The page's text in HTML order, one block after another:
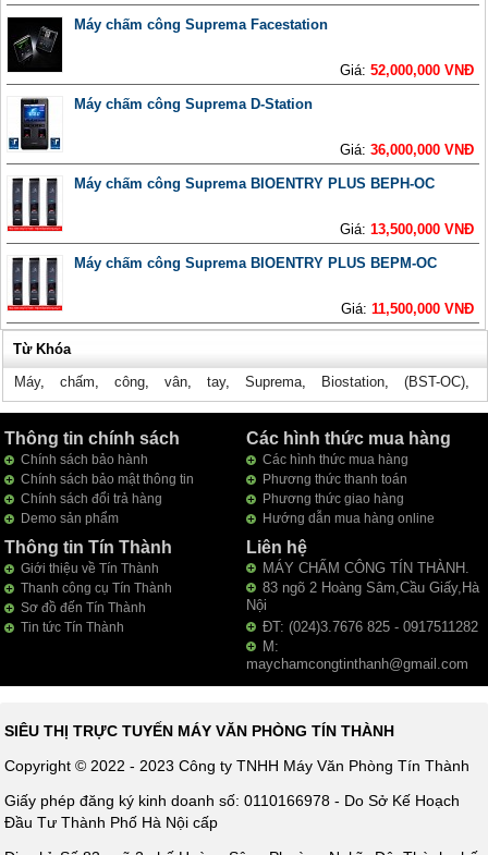
Máy chấm công Suprema Facestation
Giá:52,000,000 VNĐ
Máy chấm công Suprema D-Station
Giá:36,000,000 VNĐ
Máy chấm công Suprema BIOENTRY PLUS BEPH-OC
Giá:13,500,000 VNĐ
Máy chấm công Suprema BIOENTRY PLUS BEPM-OC
Giá:11,500,000 VNĐ
Từ Khóa
Máy, chấm, công, vân, tay, Suprema, Biostation, (BST-OC),
Thông tin chính sách
Chính sách bảo hành
Chính sách bảo mật thông tin
Chính sách đổi trả hàng
Demo sản phẩm
Các hình thức mua hàng
Các hình thức mua hàng
Phương thức thanh toán
Phương thức giao hàng
Hướng dẫn mua hàng online
Thông tin Tín Thành
Giới thiệu về Tín Thành
Thanh công cụ Tín Thành
Sơ đồ đến Tín Thành
Tin tức Tín Thành
Liên hệ
MÁY CHẤM CÔNG TÍN THÀNH.
83 ngõ 2 Hoàng Sâm,Cầu Giấy,Hà
Nội
ĐT: (024)3.7676 825 - 0917511282
M:
maychamcongtinthanh@gmail.com
SIÊU THỊ TRỰC TUYẾN MÁY VĂN PHÒNG TÍN THÀNH
Copyright © 2022 - 2023 Công ty TNHH Máy Văn Phòng Tín Thành
Giấy phép đăng ký kinh doanh số: 0110166978 - Do Sở Kế Hoạch
Đầu Tư Thành Phố Hà Nội cấp